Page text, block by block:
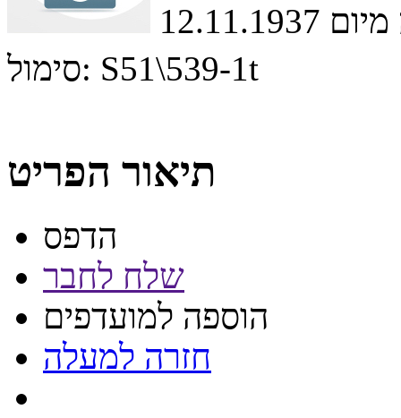
סימול: S51\539-1t
תיאור הפריט
הדפס
שלח לחבר
הוספה למועדפים
חזרה למעלה